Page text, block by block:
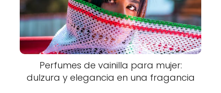
Perfumes de vainilla para mujer:
dulzura y elegancia en una fragancia